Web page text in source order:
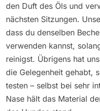
den Duft des Öls und
nächsten Sitzungen.
dass du denselben
verwenden kannst,
reinigst. Übrigens hat
die Gelegenheit gehabt,
testen – selbst bei sehr
Nase hält das Material